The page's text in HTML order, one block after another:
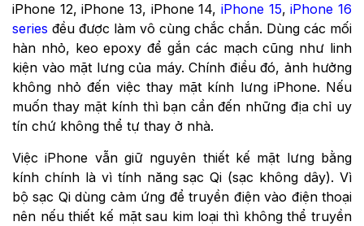
iPhone 12, iPhone 13, iPhone 14, iPhone 15,iPhone 16
series đều được làm vô cùng chắc chắn. Dùng các mối
hàn nhỏ, keo epoxy để gắn các mạch cũng như linh
kiện vào mặt lưng của máy. Chính điều đó, ảnh hưởng
không nhỏ đến việc thay mặt kính lưng iPhone. Nếu
muốn thay mặt kính thì bạn cần đến những địa chỉ uy
tín chứ không thể tự thay ở nhà.
Việc iPhone vẫn giữ nguyên thiết kế mặt lưng bằng
kính chính là vì tính năng sạc Qi (sạc không dây). Vì
bộ sạc Qi dùng cảm ứng để truyền điện vào điện thoại
nên nếu thiết kế mặt sau kim loại thì không thể truyền